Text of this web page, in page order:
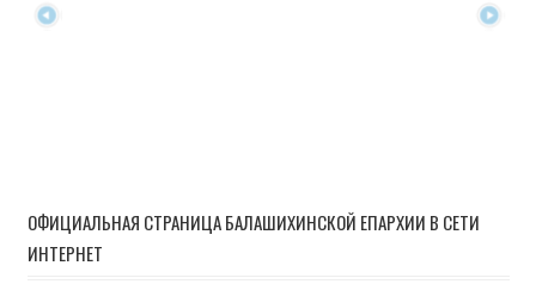
ОФИЦИАЛЬНАЯ СТРАНИЦА БАЛАШИХИНСКОЙ ЕПАРХИИ В СЕТИ
ИНТЕРНЕТ